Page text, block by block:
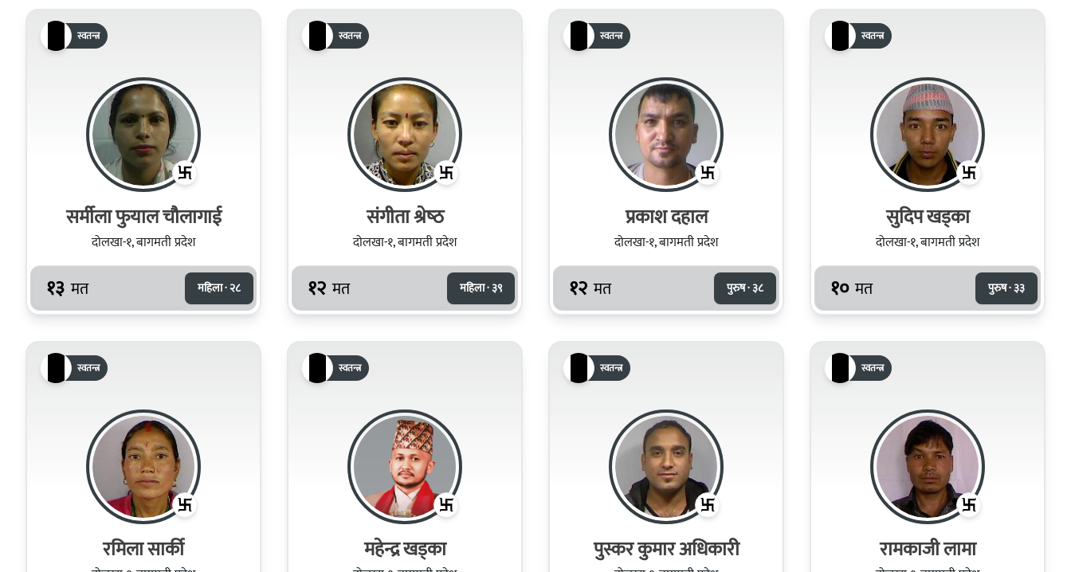
स्वतन्त्र
सर्मीला फुयाल चौलागाई
दोलखा-१, बागमती प्रदेश
१३ मत महिला · २८
स्वतन्त्र
संगीता श्रेष्‍ठ
दोलखा-१, बागमती प्रदेश
१२ मत महिला · ३९
स्वतन्त्र
प्रकाश दहाल
दोलखा-१, बागमती प्रदेश
१२ मत पुरुष · ३८
स्वतन्त्र
सुदिप खड्‍का
दोलखा-१, बागमती प्रदेश
१० मत पुरुष · ३३
स्वतन्त्र
रमिला सार्की
स्वतन्त्र
महेन्द्र खड्का
स्वतन्त्र
पुस्कर कुमार अधिकारी
स्वतन्त्र
रामकाजी लामा